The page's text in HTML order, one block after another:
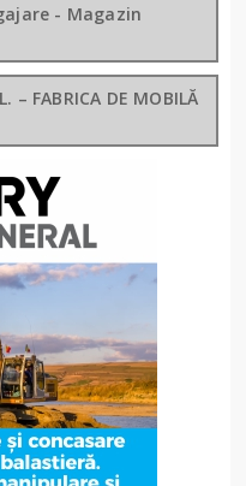
- Magazin
– FABRICA DE MOBILĂ